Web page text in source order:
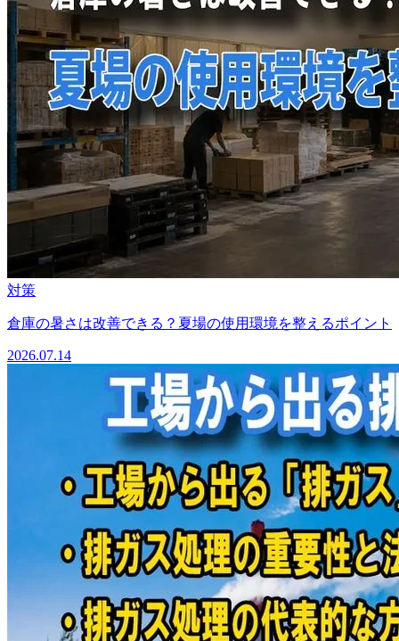
対策
倉庫の暑さは改善できる？夏場の使用環境を整えるポイント
2026.07.14